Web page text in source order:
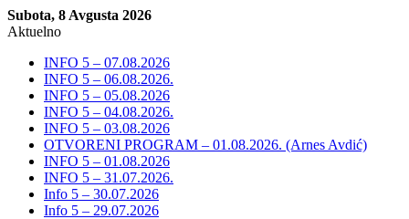
Subota, 8 Avgusta 2026
Aktuelno
INFO 5 – 07.08.2026
INFO 5 – 06.08.2026.
INFO 5 – 05.08.2026
INFO 5 – 04.08.2026.
INFO 5 – 03.08.2026
OTVORENI PROGRAM – 01.08.2026. (Arnes Avdić)
INFO 5 – 01.08.2026
INFO 5 – 31.07.2026.
Info 5 – 30.07.2026
Info 5 – 29.07.2026